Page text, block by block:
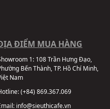
ĐIỂM MUA HÀNG
1: 108 Trần Hưng Đạo,
Bến Thành, TP. Hồ Chí Minh,
Nam
(+84) 869.367.069
info@sieuthicafe.vn